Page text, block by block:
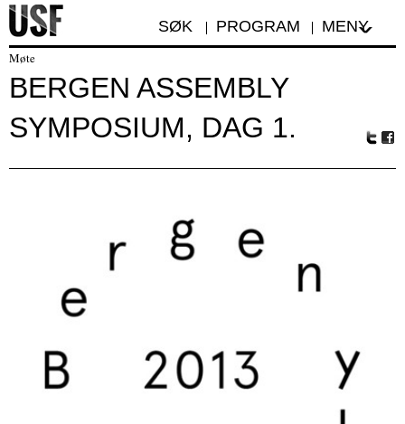
SØK PROGRAM MENY
Møte
BERGEN ASSEMBLY
SYMPOSIUM, DAG 1.